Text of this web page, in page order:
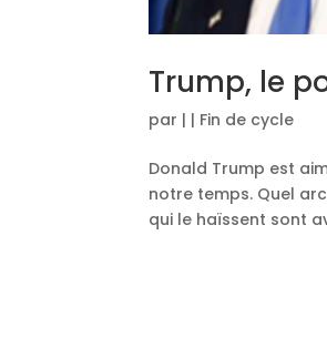
Trump, le
par | | Fin de cycle
Donald Trump est
notre temps. Quel
qui le haïssent sont